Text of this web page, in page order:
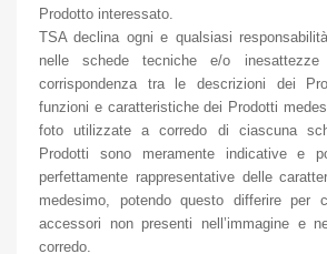
Prodotto interessato.
TSA declina ogni e qualsiasi
nelle schede tecniche e/o
corrispondenza tra le descrizioni dei
funzioni e caratteristiche dei Prodotti
foto utilizzate a corredo di ciascuna
Prodotti sono meramente indicative e
perfettamente rappresentative delle
medesimo, potendo questo differire per
accessori non presenti nell’immagine e
corredo.